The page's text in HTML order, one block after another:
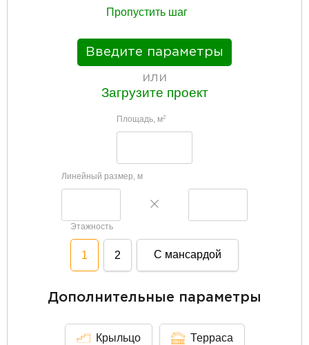
Пропустить шаг
Введите параметры
или
Загрузите проект
Площадь, м2
Линейный размер, м
Этажность
1 2 С мансардой
Дополнительные параметры
Крыльцо Терраса